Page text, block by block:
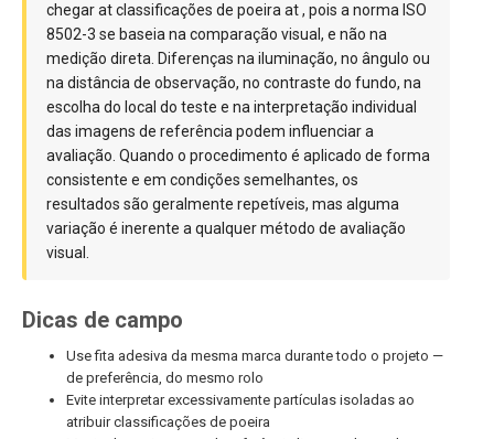
chegar at classificações de poeira at , pois a norma ISO
8502-3 se baseia na comparação visual, e não na
medição direta. Diferenças na iluminação, no ângulo ou
na distância de observação, no contraste do fundo, na
escolha do local do teste e na interpretação individual
das imagens de referência podem influenciar a
avaliação. Quando o procedimento é aplicado de forma
consistente e em condições semelhantes, os
resultados são geralmente repetíveis, mas alguma
variação é inerente a qualquer método de avaliação
visual.
Dicas de campo
Use fita adesiva da mesma marca durante todo o projeto —
de preferência, do mesmo rolo
Evite interpretar excessivamente partículas isoladas ao
atribuir classificações de poeira